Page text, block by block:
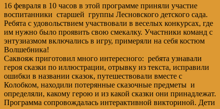
16 февраля в 10 часов в этой программе приняли участие
воспитанники старшей группы Лесновского детского сада.
Ребята с удовольствием участвовали в веселых конкурсах, где
им нужно было проявить свою смекалку. Участники команд с
энтузиазмом включались в игру, примеряли на себя костюм
Волшебника!
Саквояж приготовил много интересного: ребята узнавали
героя сказки по иллюстрации, отрывку из текста, исправили
ошибки в названии сказок, путешествовали вместе с
Колобком, находили потерянные сказочные предметы и
определяли, какому герою и из какой сказки они принадлежат.
Программа сопровождалась интерактивной викториной. Дети